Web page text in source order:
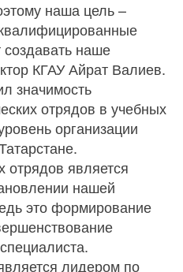
наша цель –
наше
КГАУ Айрат Валиев.
значимость
отрядов в учебных
организации
отрядов является
нашей
это формирование
лидером по